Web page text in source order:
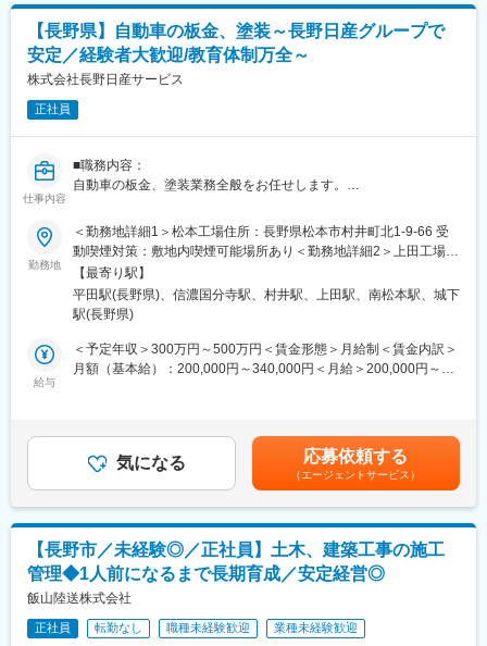
す。
■組織構成：
営業としては８名在籍しております。
課長４０代、推進役３０代、係長３０代、３０代社員２名、２０
代３名
る売店などの店舗や施設をメインに手掛けています。今後は住宅
のリフォームなどの案件も積極的に受注を増やしていきたいと考
えています。
■やりがい・魅力：
◎大手のような分業ではなく、ヒアリング～プランニング～提案
まで一貫して携われるので、建築が好きな方は活躍できる環境で
す。
◎お客様の想像を超えた設計を実現したときにいただく感謝の言
葉がやりがいに繋がります。人と接することが好きな方にはぴっ
■組織構成：
現在、18名のスタッフが勤務、男女の比率は半々です。60代以上
の社員も活躍中です。
現状、建築士がいないため、今後は建築士を採用し、手がける案
■入社後について：
ば、周りの社員に気軽に聞いてくださいね！
■働く環境：
◎残業：通常時期であれば月20時間で、連休前や補助金申請時期
の9月・3月の繁忙時期は30時間程度です。恒常的な残業は発生せ
ず、メリハリをつけて業務に取り組むことができます。もちろん
定時退社も可能です。
◎休み：基本的には土日休みで、月1回土曜出勤がありますが、し
っかり休みも確保しながら、プライベートも大切にし働ける環境
です。
【長野県】自動車の板金、塗装～長野日産グループで
安定／経験者大歓迎/教育体制万全～
株式会社長野日産サービス
正社員
仕事内容
■職務内容：
自動車の板金、塗装業務全般をお任せします。
■職務詳細：
壊れた箇所の修理、交換、それに伴う塗装業務を担当いただきま
す。
個人での作業となるため、自分のペースで仕事を進めることがで
きるため、自分の業務に専念したい方にもピッタリです！
事のことはもちろん、なんでも相談しやすいフォロー体制を整え
ております。そのため、未経験の方でも安心してご入社くださ
県内に3か所の板金工場を構え、長野・上田・松本にあり総勢25
名の社員が活躍しています。
春～秋は残業が少なく月に10時間程度、冬や春の繁忙期は30時間
程度です。
■魅力：
勤務地
＜勤務地詳細1＞松本工場住所：長野県松本市村井町北1-9-66 受
動喫煙対策：敷地内喫煙可能場所あり＜勤務地詳細2＞上田工場住
所：長野県上田市国分1-8-2 受動喫煙対策：敷地内喫煙可能場所あ
り
【最寄り駅】
平田駅(長野県)、信濃国分寺駅、村井駅、上田駅、南松本駅、城下
駅(長野県)
給与
＜予定年収＞300万円～500万円＜賃金形態＞月給制＜賃金内訳＞
月額（基本給）：200,000円～340,000円＜月給＞200,000円～
固定手当を含めた表記です。
気になる 応募依頼する
（エージェントサービス）
【長野市／未経験◎／正社員】土木、建築工事の施工
管理◆1人前になるまで長期育成／安定経営◎
飯山陸送株式会社
正社員 転勤なし 職種未経験歓迎 業種未経験歓迎